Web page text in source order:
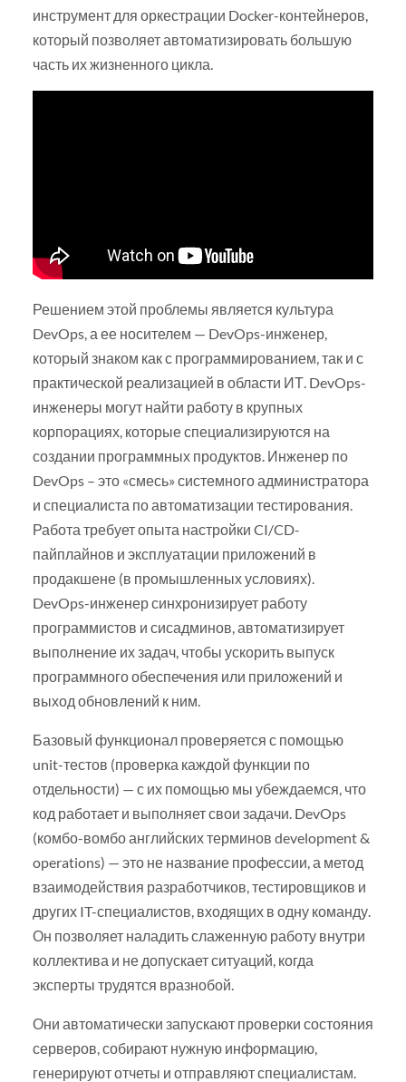
инструмент для оркестрации Docker-контейнеров,
который позволяет автоматизировать большую
часть их жизненного цикла.
Решением этой проблемы является культура
DevOps, а ее носителем — DevOps-инженер,
который знаком как с программированием, так и с
практической реализацией в области ИТ. DevOps-
инженеры могут найти работу в крупных
корпорациях, которые специализируются на
создании программных продуктов. Инженер по
DevOps – это «смесь» системного администратора
и специалиста по автоматизации тестирования.
Работа требует опыта настройки CI/CD-
пайплайнов и эксплуатации приложений в
продакшене (в промышленных условиях).
DevOps-инженер синхронизирует работу
программистов и сисадминов, автоматизирует
выполнение их задач, чтобы ускорить выпуск
программного обеспечения или приложений и
выход обновлений к ним.
Базовый функционал проверяется с помощью
unit-тестов (проверка каждой функции по
отдельности) — с их помощью мы убеждаемся, что
код работает и выполняет свои задачи. DevOps
(комбо-вомбо английских терминов development &
operations) — это не название профессии, а метод
взаимодействия разработчиков, тестировщиков и
других IT-специалистов, входящих в одну команду.
Он позволяет наладить слаженную работу внутри
коллектива и не допускает ситуаций, когда
эксперты трудятся вразнобой.
Они автоматически запускают проверки состояния
серверов, собирают нужную информацию,
генерируют отчеты и отправляют специалистам.